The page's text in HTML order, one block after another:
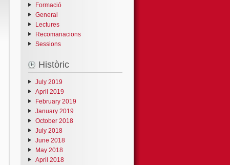
Formació
General
Lectures
Recomanacions
Sessions
Històric
July 2019
April 2019
February 2019
January 2019
October 2018
July 2018
June 2018
May 2018
April 2018